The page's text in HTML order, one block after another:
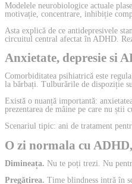
Modelele neurobiologice actuale
motivație, concentrare, inhibiție
Asta explică de ce antidepresivele
circuitul central afectat în ADHD.
Anxietate, depresie si
Comorbiditatea psihiatrică este
la bărbați. Tulburările de dispoziție
Există o nuanță importantă:
prezentarea de mâine pe care nu știi
Scenariul tipic: ani de tratament
O zi normala cu
Dimineața. Nu te poți trezi. Nu
Pregătirea. Time blindness intră în